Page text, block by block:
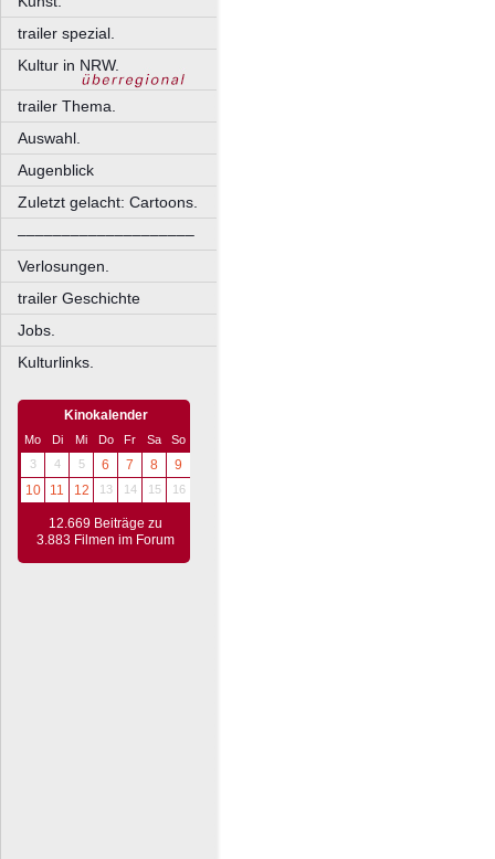
trailer spezial.
Kultur in NRW.
trailer Thema.
Auswahl.
Augenblick
Zuletzt gelacht: Cartoons.
––––––––––––––––––––
Verlosungen.
trailer Geschichte
Jobs.
Kulturlinks.
Kinokalender
Mo Di Mi Do Fr Sa
So
3
4 5 6 7 8
9
10
11 12 13 14 15 16
12.669 Beiträge zu
3.883 Filmen im Forum